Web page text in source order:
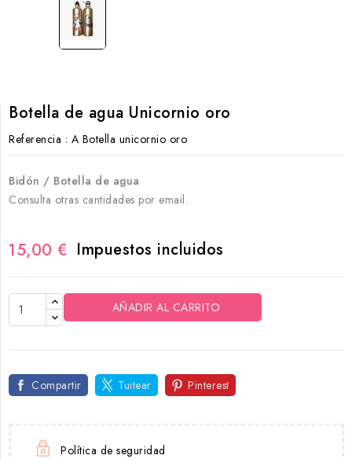
Botella de agua Unicornio oro
Referencia : A Botella unicornio oro
Bidón / Botella de agua
Consulta otras cantidades por email.
15,00 € Impuestos incluidos
AÑADIR AL CARRITO
Compartir Tuitear Pinterest
Política de seguridad